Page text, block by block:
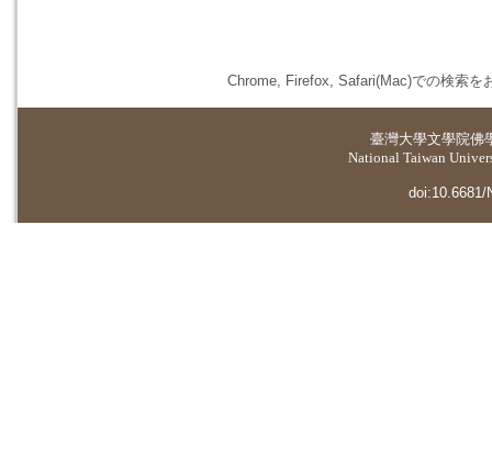
Chrome, Firefox, Safari(Mac)での検索を
臺灣大學文學院佛
National Taiwan
doi:10.6681/